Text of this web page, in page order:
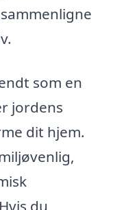
som en
jordens
dit hjem.
du